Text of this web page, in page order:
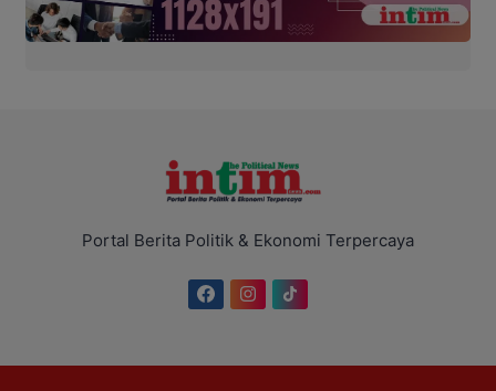
Portal Berita Politik & Ekonomi Terpercaya